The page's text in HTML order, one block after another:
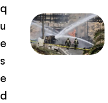
q
u
e
s
e
d